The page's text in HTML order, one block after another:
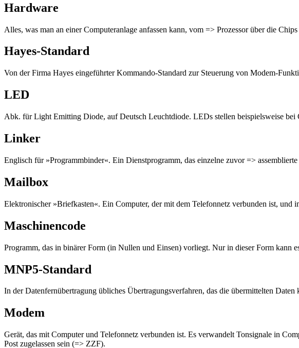
Hardware
Alles, was man an einer Computeranlage anfassen kann, vom => Prozessor über die
Hayes-Standard
Von der Firma Hayes eingeführter Kommando-Standard zur Steuerung von Modem-
LED
Abk. für Light Emitting Diode, auf Deutsch Leuchtdiode. LEDs stellen beispielsweise bei
Linker
Englisch für »Programmbinder«. Ein Dienstprogramm, das einzelne zuvor =>
Mailbox
Elektronischer »Briefkasten«. Ein Computer, der mit dem Telefonnetz verbunden ist, und
Maschinencode
Programm, das in binärer Form (in Nullen und Einsen) vorliegt. Nur in dieser Form kann
MNP5-Standard
In der Datenfernübertragung übliches Übertragungsverfahren, das die übermittelten
Modem
Gerät, das mit Computer und Telefonnetz verbunden ist. Es verwandelt Tonsignale in
Post zugelassen sein (=> ZZF).